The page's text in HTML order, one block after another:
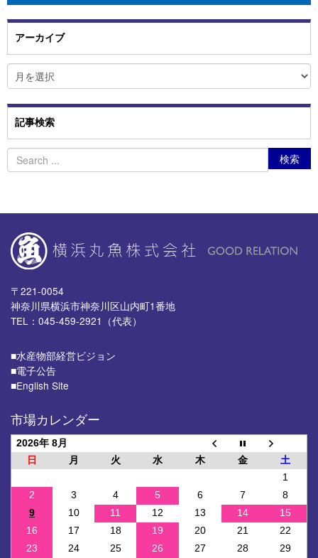
アーカイブ
ア
ー
カ
イ
ブ
記事検索
〒221-0054
神奈川県横浜市神奈川区山内町1番地
TEL：045-459-2921（代表）
■⽔産物部経営ビジョン
■電子公告
■English Site
市場カレンダー
2026年 8月
日
月 火 水 木 金
土
1
2
3 4 5 6 7
8
9
10 11 12 13 14
15
16
17 18 19 20 21
22
23
24 25 26 27 28 29